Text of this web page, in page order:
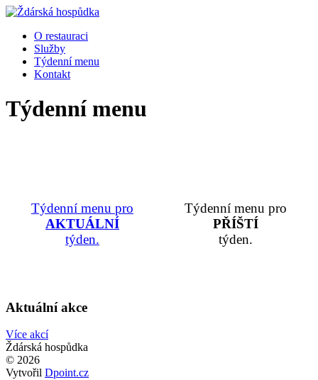
O restauraci
Služby
Týdenní menu
Kontakt
Týdenní menu
Týdenní menu pro
AKTUÁLNÍ
týden.
Týdenní menu pro
PŘÍŠTÍ
týden.
Aktuální akce
Více akcí
Ždárská hospůdka
© 2026
Vytvořil Dpoint.cz